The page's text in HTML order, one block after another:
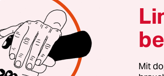
allem in diesem historischen
Nachwendeprozess
ihrem als „Roman“ bezeichneten
Zeugnis ab.
Mit